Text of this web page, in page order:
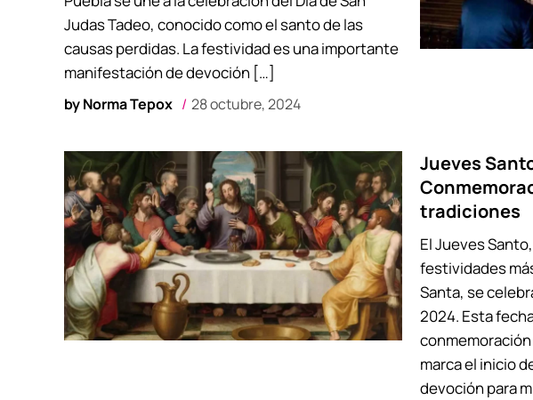
byNorma Tepox 28 octubre, 2024
Judas Tadeo, conocido como el santo de las
causas perdidas. La festividad es una importante
manifestación de devoción […]
Jueves
tradiciones
El Jueves
festividades
Santa, se
2024. Esta
marca el inicio
devoción para